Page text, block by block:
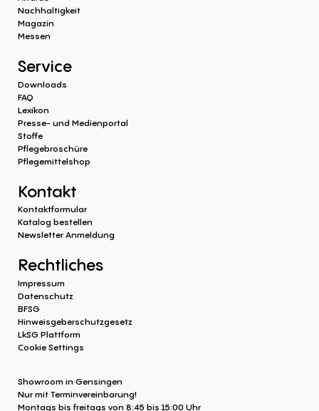
Nachhaltigkeit
Magazin
Messen
Service
Downloads
FAQ
Lexikon
Presse- und Medienportal
Stoffe
Pflegebroschüre
Pflegemittelshop
Kontakt
Kontaktformular
Katalog bestellen
Newsletter Anmeldung
Showroom in Gensingen
Nur mit Terminvereinbarung!
Montags bis freitags von 8:45 bis 15:00 Uhr
Rechtliches
Impressum
Datenschutz
BFSG
Hinweisgeberschutzgesetz
LkSG Plattform
Cookie Settings